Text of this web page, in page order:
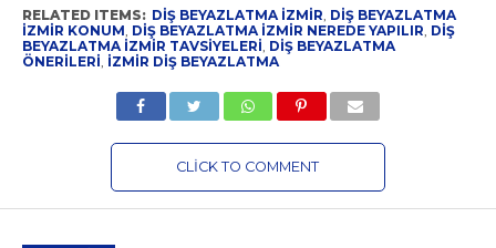
RELATED ITEMS: DIŞ BEYAZLATMA IZMIR DIŞ BEYAZLATMA
IZMIR KONUM DIŞ BEYAZLATMA IZMIR NEREDE YAPILIR DIŞ
BEYAZLATMA IZMIR TAVSIYELERI DIŞ BEYAZLATMA
ÖNERILERI IZMIR DIŞ BEYAZLATMA
CLICK TO COMMENT